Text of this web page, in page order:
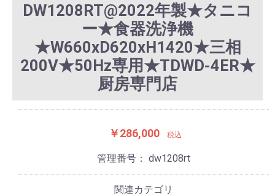
DW1208RT@2022年製★タニコ
ー★食器洗浄機
★W660xD620xH1420★三相
200V★50Hz専用★TDWD-4ER★
厨房専門店
￥286,000 税込
管理番号： dw1208rt
関連カテゴリ